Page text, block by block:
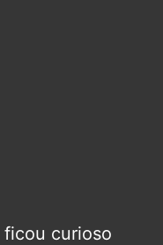
ficou curioso